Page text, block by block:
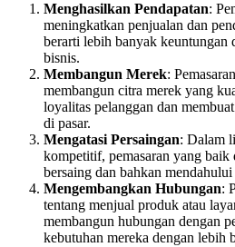
Menghasilkan Pendapatan:
meningkatkan penjualan dan
berarti lebih banyak keuntungan
bisnis.
Membangun Merek:
membangun citra merek yang
loyalitas pelanggan dan
di pasar.
Mengatasi Persaingan: Dalam
kompetitif, pemasaran yang baik
bersaing dan bahkan
Mengembangkan Hubungan:
tentang menjual produk atau
membangun hubungan dengan
kebutuhan mereka dengan lebih